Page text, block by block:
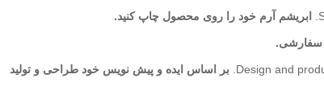
ابریشم آرم خود را روی محصول چاپ کنید.
سفارشی.
Design and بر اساس ایده و پیش نویس خود طراحی و تولید